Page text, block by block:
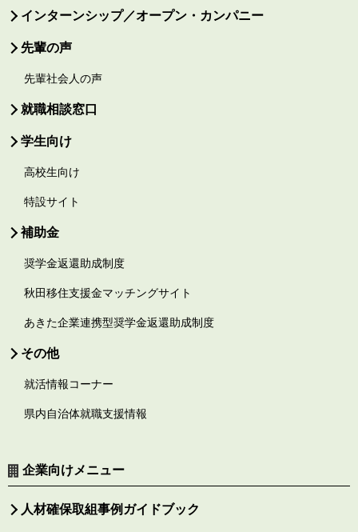
インターンシップ／オープン・カンパニー
先輩の声
先輩社会人の声
就職相談窓口
学生向け
高校生向け
特設サイト
補助金
奨学金返還助成制度
秋田移住支援金マッチングサイト
あきた企業連携型奨学金返還助成制度
その他
就活情報コーナー
県内自治体就職支援情報
企業向けメニュー
人材確保取組事例ガイドブック